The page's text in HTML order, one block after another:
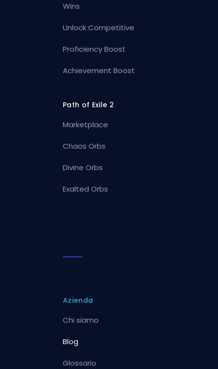
Wins
Unlock Competitive
Proficiency Boost
Achievement Boost
Path of Exile 2
Marketplace
Chaos Orbs
Divine Orbs
Exalted Orbs
Azienda
Chi siamo
Blog
Glossario